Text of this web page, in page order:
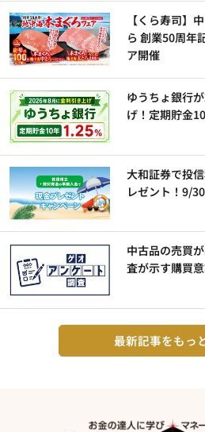
【くら寿司】
ら 創業50周年
ア開催
ゆうちょ銀行
げ！定期貯金
大和証券で投
レゼント！9/
中古品の売買
査が示す購買
最新記事をもっ